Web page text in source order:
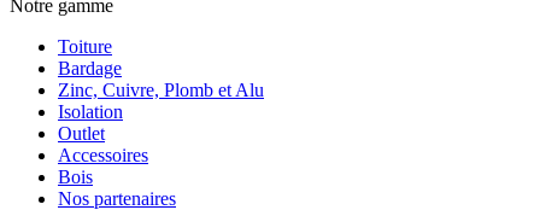
Notre gamme
Toiture
Bardage
Zinc, Cuivre, Plomb et Alu
Isolation
Outlet
Accessoires
Bois
Nos partenaires